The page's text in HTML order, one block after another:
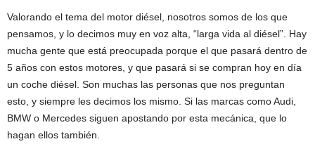
Valorando el tema del motor diésel, nosotros somos de los que
pensamos, y lo decimos muy en voz alta, “larga vida al diésel”. Hay
mucha gente que está preocupada porque el que pasará dentro de
5 años con estos motores, y que pasará si se compran hoy en día
un coche diésel. Son muchas las personas que nos preguntan
esto, y siempre les decimos los mismo. Si las marcas como Audi,
BMW o Mercedes siguen apostando por esta mecánica, que lo
hagan ellos también.